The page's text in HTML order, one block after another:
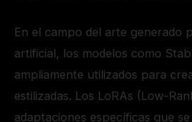
En el campo del arte generado
artificial, los modelos como
ampliamente utilizados para
estilizadas. Los LoRAs (Low-
adaptaciones específicas que